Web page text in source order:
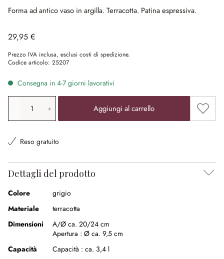
Forma ad antico vaso in argilla. Terracotta. Patina espressiva.
29,95 €
Prezzo IVA inclusa, esclusi costi di spedizione.
Codice articolo: 25207
Consegna in 4-7 giorni lavorativi
Quantità prodotto: inserisci il valore desiderato o
Aggiungi al carrello
Reso gratuito
Dettagli del prodotto
Colore
grigio
Materiale
terracotta
Dimensioni
A/Ø ca. 20/24 cm
Apertura : Ø ca. 9,5 cm
Capacità
Capacità : ca. 3,4 l